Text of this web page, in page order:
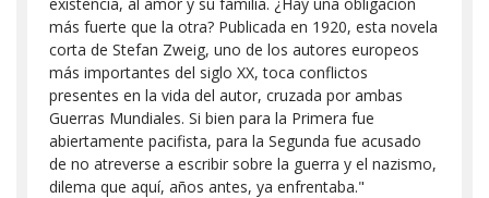
más fuerte que la otra? Publicada en 1920, esta novela
corta de Stefan Zweig, uno de los autores europeos
más importantes del siglo XX, toca conflictos
presentes en la vida del autor, cruzada por ambas
Guerras Mundiales. Si bien para la Primera fue
abiertamente pacifista, para la Segunda fue acusado
de no atreverse a escribir sobre la guerra y el nazismo,
dilema que aquí, años antes, ya enfrentaba."